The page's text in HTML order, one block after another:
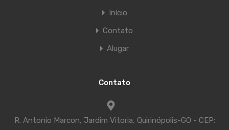
Início
Contato
Alugar
Contato
R. Antonio Marcon, Jardim Vitoria, Quirinópolis-GO - CEP: